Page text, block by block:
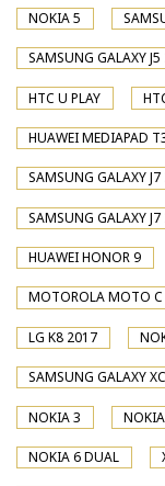
NOKIA 5
SAMSUNG GALAXY
HTC U PLAY
HUAWEI MEDIAPAD
SAMSUNG GALAXY
SAMSUNG GALAXY
HUAWEI HONOR 9
MOTOROLA MOTO C
LG K8 2017
SAMSUNG GALAXY
NOKIA 3
NOKIA 6 DUAL